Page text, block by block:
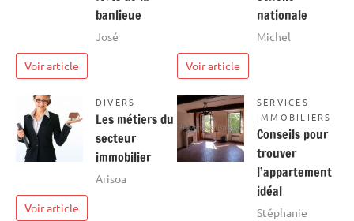
banlieue
José
Voir article
nationale
Michel
Voir article
DIVERS
Les métiers du
secteur
immobilier
Arisoa
Voir article
SERVICES
IMMOBILIERS
Conseils pour
trouver
l’appartement
idéal
Stéphanie